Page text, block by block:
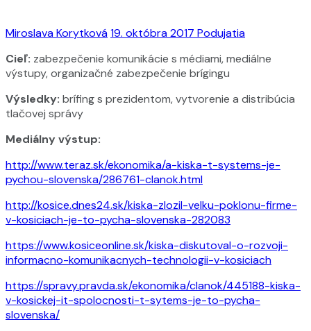
Miroslava Korytková19. októbra 2017 Podujatia
Cieľ: zabezpečenie komunikácie s médiami, mediálne
výstupy, organizačné zabezpečenie brígingu
Výsledky: brífing s prezidentom, vytvorenie a distribúcia
tlačovej správy
Mediálny výstup:
http://www.teraz.sk/ekonomika/a-kiska-t-systems-je-
pychou-slovenska/286761-clanok.html
http://kosice.dnes24.sk/kiska-zlozil-velku-poklonu-firme-
v-kosiciach-je-to-pycha-slovenska-282083
https://www.kosiceonline.sk/kiska-diskutoval-o-rozvoji-
informacno-komunikacnych-technologii-v-kosiciach
https://spravy.pravda.sk/ekonomika/clanok/445188-kiska-
v-kosickej-it-spolocnosti-t-sytems-je-to-pycha-
slovenska/